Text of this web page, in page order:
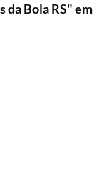
da Bola RS" em